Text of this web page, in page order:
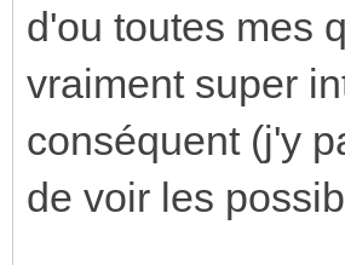
d'ou toutes mes
vraiment super
conséquent (j'y
de voir les